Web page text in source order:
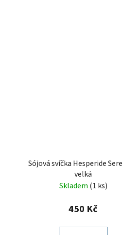
Sójová svíčka Hesperide
velká
Skladem (1 ks)
450 Kč